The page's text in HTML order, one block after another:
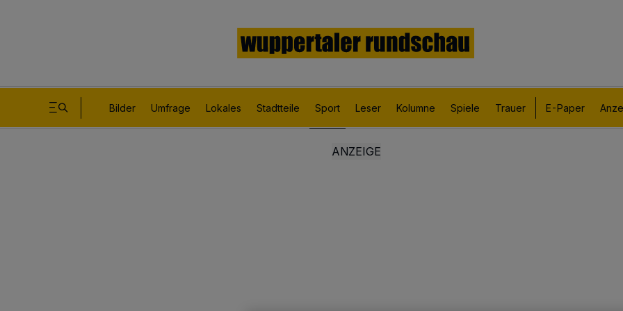
Bilder Umfrage Lokales Stadtteile Sport Leser Kolumne Spiele Trauer E-Paper